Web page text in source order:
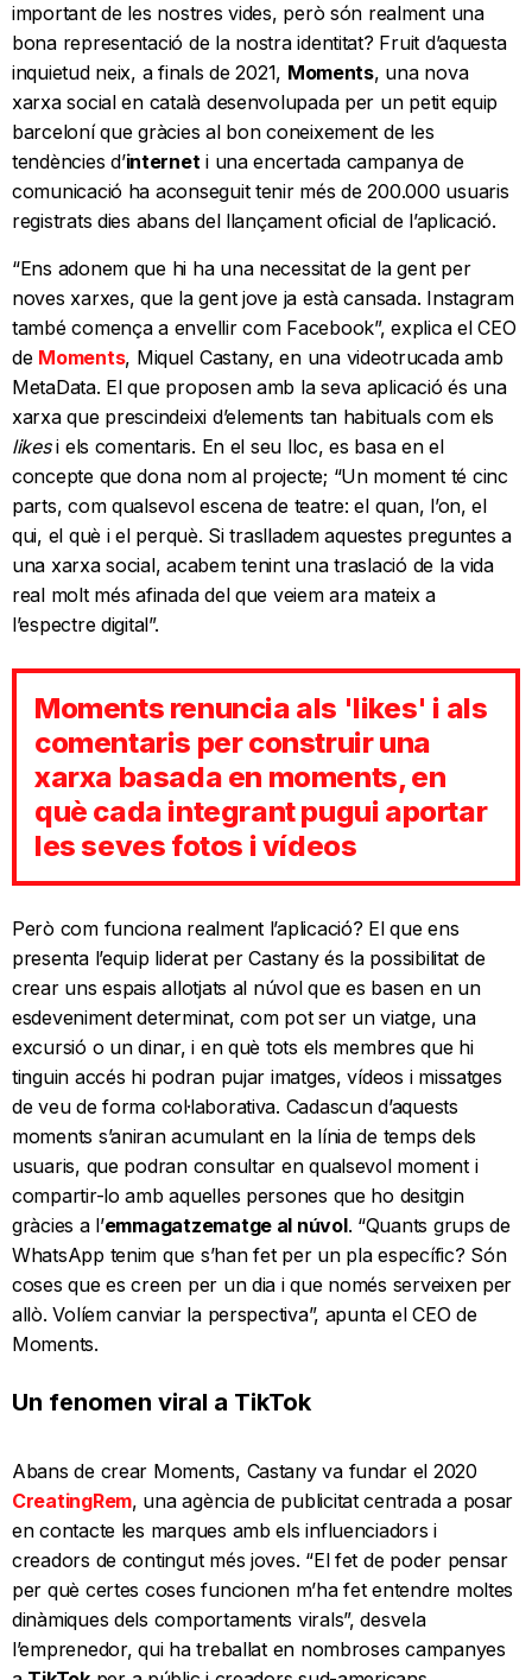
important de les nostres vides, però són realment una
bona representació de la nostra identitat? Fruit d’aquesta
inquietud neix, a finals de 2021, Moments, una nova
xarxa social en català desenvolupada per un petit equip
barceloní que gràcies al bon coneixement de les
tendències d’interneti una encertada campanya de
comunicació ha aconseguit tenir més de 200.000 usuaris
registrats dies abans del llançament oficial de l’aplicació.
“Ens adonem que hi ha una necessitat de la gent per
noves xarxes, que la gent jove ja està cansada. Instagram
també comença a envellir com Facebook”, explica el CEO
de Moments, Miquel Castany, en una videotrucada amb
MetaData. El que proposen amb la seva aplicació és una
xarxa que prescindeixi d’elements tan habituals com els
likesi els comentaris. En el seu lloc, es basa en el
concepte que dona nom al projecte; “Un moment té cinc
parts, com qualsevol escena de teatre: el quan, l’on, el
qui, el què i el perquè. Si traslladem aquestes preguntes a
una xarxa social, acabem tenint una traslació de la vida
real molt més afinada del que veiem ara mateix a
l’espectre digital”.
Moments renuncia als 'likes' i als
comentaris per construir una
xarxa basada en moments, en
què cada integrant pugui aportar
les seves fotos i vídeos
Però com funciona realment l’aplicació? El que ens
presenta l’equip liderat per Castany és la possibilitat de
crear uns espais allotjats al núvol que es basen en un
esdeveniment determinat, com pot ser un viatge, una
excursió o un dinar, i en què tots els membres que hi
tinguin accés hi podran pujar imatges, vídeos i missatges
de veu de forma col·laborativa. Cadascun d’aquests
moments s’aniran acumulant en la línia de temps dels
usuaris, que podran consultar en qualsevol moment i
compartir-lo amb aquelles persones que ho desitgin
gràcies a l’emmagatzematge al núvol. “Quants grups de
WhatsApp tenim que s’han fet per un pla específic? Són
coses que es creen per un dia i que només serveixen per
allò. Volíem canviar la perspectiva”, apunta el CEO de
Moments.
Un fenomen viral a TikTok
Abans de crear Moments, Castany va fundar el 2020
CreatingRem, una agència de publicitat centrada a posar
en contacte les marques amb els influenciadors i
creadors de contingut més joves. “El fet de poder pensar
per què certes coses funcionen m’ha fet entendre moltes
dinàmiques dels comportaments virals”, desvela
l’emprenedor, qui ha treballat en nombroses campanyes